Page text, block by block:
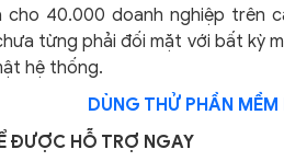
cho 40.000 doanh nghiệp trên
từng phải đối mặt với bất kỳ
hệ thống.
DÙNG THỬ PHẦN
ĐƯỢC HỖ TRỢ NGAY